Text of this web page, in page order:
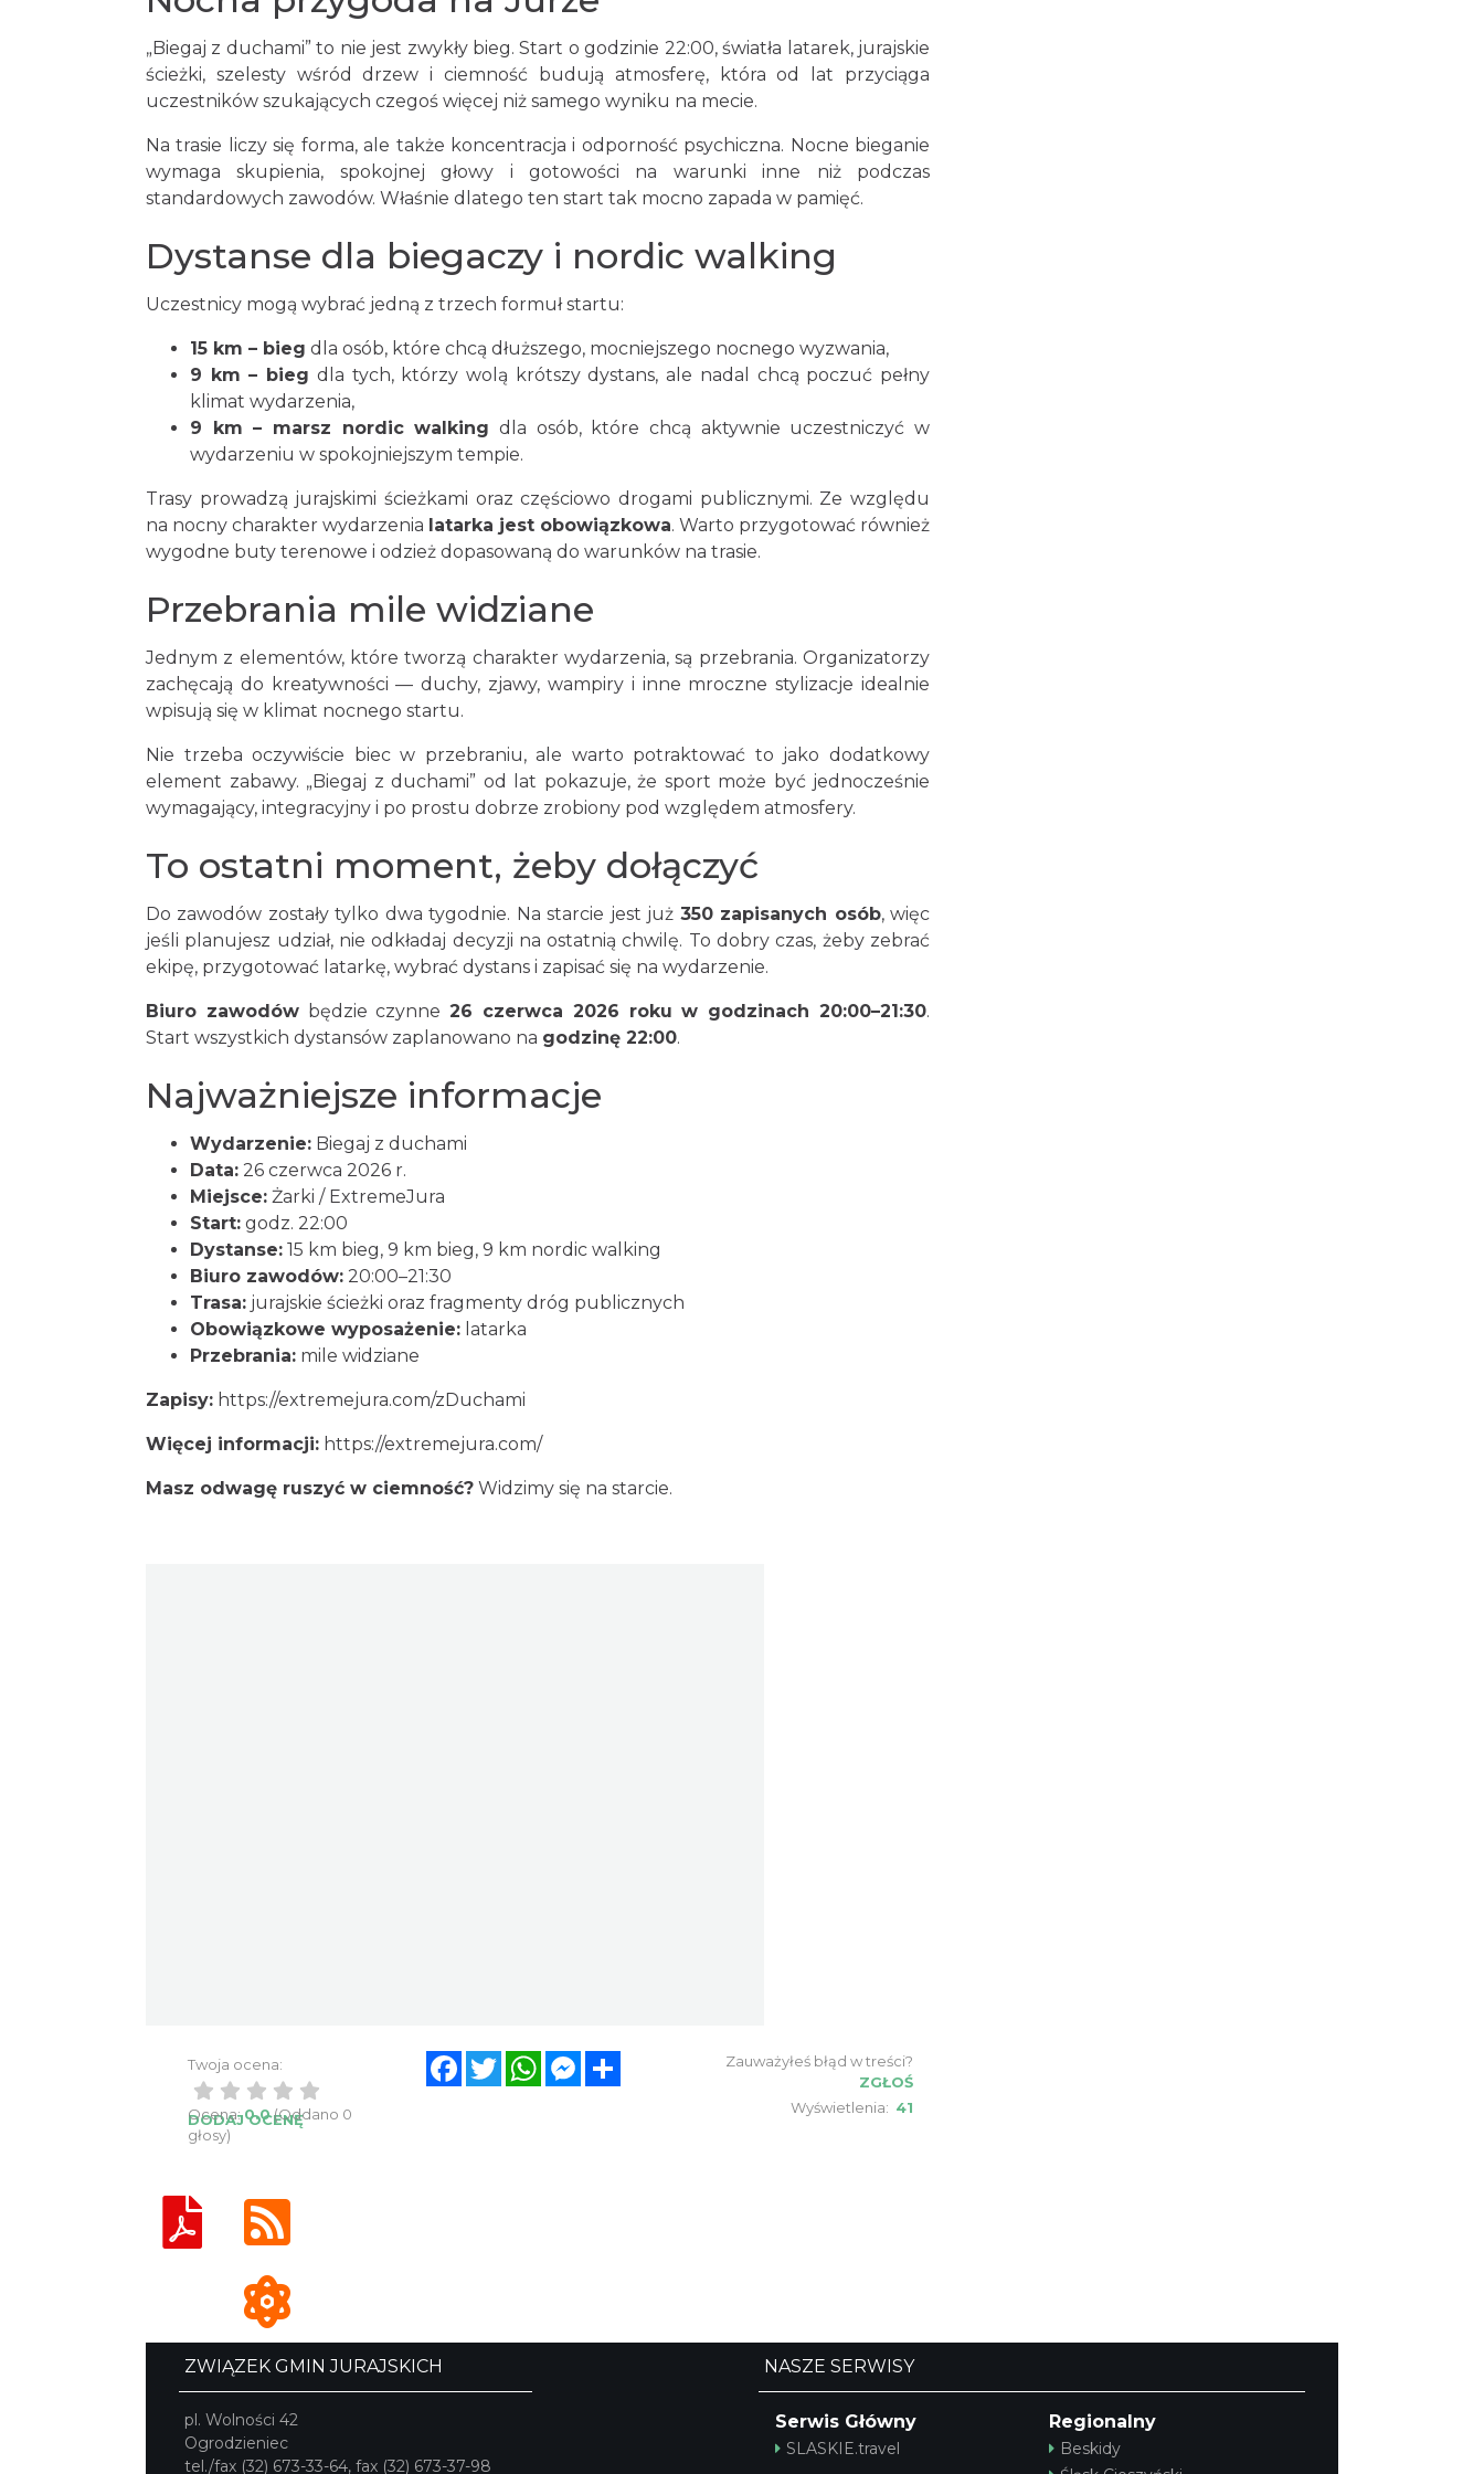
„Biegaj z duchami” to nie jest zwykły bieg. Start o godzinie 22:00, światła latarek, jurajskie
ścieżki, szelesty wśród drzew i ciemność budują atmosferę, która od lat przyciąga
uczestników szukających czegoś więcej niż samego wyniku na mecie.
Na trasie liczy się forma, ale także koncentracja i odporność psychiczna. Nocne bieganie
wymaga skupienia, spokojnej głowy i gotowości na warunki inne niż podczas
standardowych zawodów. Właśnie dlatego ten start tak mocno zapada w pamięć.
Dystanse dla biegaczy i nordic walking
Uczestnicy mogą wybrać jedną z trzech formuł startu:
15 km – bieg dla osób, które chcą dłuższego, mocniejszego nocnego wyzwania,
9 km – bieg dla tych, którzy wolą krótszy dystans, ale nadal chcą poczuć pełny
klimat wydarzenia,
9 km – marsz nordic walking dla osób, które chcą aktywnie uczestniczyć w
wydarzeniu w spokojniejszym tempie.
Trasy prowadzą jurajskimi ścieżkami oraz częściowo drogami publicznymi. Ze względu
na nocny charakter wydarzenia latarka jest obowiązkowa. Warto przygotować również
wygodne buty terenowe i odzież dopasowaną do warunków na trasie.
Przebrania mile widziane
Jednym z elementów, które tworzą charakter wydarzenia, są przebrania. Organizatorzy
zachęcają do kreatywności — duchy, zjawy, wampiry i inne mroczne stylizacje idealnie
wpisują się w klimat nocnego startu.
Nie trzeba oczywiście biec w przebraniu, ale warto potraktować to jako dodatkowy
element zabawy. „Biegaj z duchami” od lat pokazuje, że sport może być jednocześnie
wymagający, integracyjny i po prostu dobrze zrobiony pod względem atmosfery.
To ostatni moment, żeby dołączyć
Do zawodów zostały tylko dwa tygodnie. Na starcie jest już 350 zapisanych osób, więc
jeśli planujesz udział, nie odkładaj decyzji na ostatnią chwilę. To dobry czas, żeby zebrać
ekipę, przygotować latarkę, wybrać dystans i zapisać się na wydarzenie.
Biuro zawodówbędzie czynne26 czerwca 2026 roku w godzinach 20:00–21:30.
Start wszystkich dystansów zaplanowano na godzinę 22:00.
Najważniejsze informacje
Wydarzenie: Biegaj z duchami
Data: 26 czerwca 2026 r.
Miejsce: Żarki / ExtremeJura
Start: godz. 22:00
Dystanse: 15 km bieg, 9 km bieg, 9 km nordic walking
Biuro zawodów: 20:00–21:30
Trasa: jurajskie ścieżki oraz fragmenty dróg publicznych
Obowiązkowe wyposażenie: latarka
Przebrania: mile widziane
Zapisy: https://extremejura.com/zDuchami
Więcej informacji: https://extremejura.com/
Masz odwagę ruszyć w ciemność? Widzimy się na starcie.
Twoja ocena:
DODAJ OCENĘ
Ocena: 0.0(Oddano 0
głosy)
FacebookTwitterWhatsAppMessenger
Zauważyłeś błąd w treści?
ZGŁOŚ
Wyświetlenia: 41
ZWIĄZEK GMIN JURAJSKICH
pl. Wolności 42
Ogrodzieniec
tel./fax (32) 673-33-64, fax (32) 673-37-98
NASZE SERWISY
Serwis Główny
SLASKIE.travel
Regionalny
Beskidy